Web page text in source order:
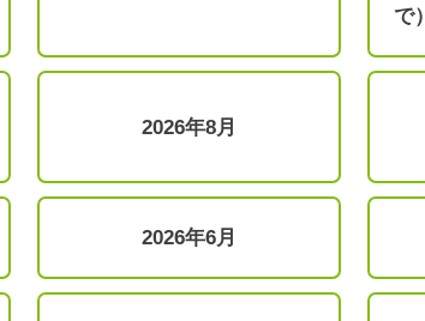
で）
2026年8月
2026年6月